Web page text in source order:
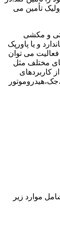
تأمین می
و مکشی
و یا پاورپک
می توان
مختلف مثل
کاربردهای
موارد زیر